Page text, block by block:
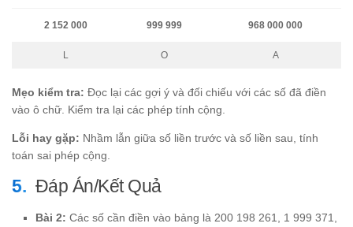
2 152 000 999 999 968 000 000
L O A
Mẹo kiểm tra: Đọc lại các gợi ý và đối chiếu với các số đã điền
vào ô chữ. Kiểm tra lại các phép tính cộng.
Lỗi hay gặp: Nhầm lẫn giữa số liền trước và số liền sau, tính
toán sai phép cộng.
Đáp Án/Kết Quả
Bài 2: Các số cần điền vào bảng là 200 198 261, 1 999 371,